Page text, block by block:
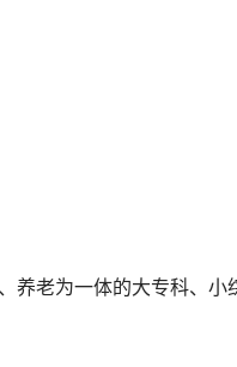
养老为一体的大专科、小